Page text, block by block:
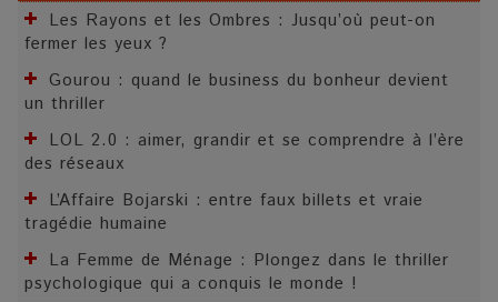
Les Rayons et les Ombres : Jusqu’où peut-on
fermer les yeux ?
Gourou : quand le business du bonheur devient
un thriller
LOL 2.0 : aimer, grandir et se comprendre à l’ère
des réseaux
L’Affaire Bojarski : entre faux billets et vraie
tragédie humaine
La Femme de Ménage : Plongez dans le thriller
psychologique qui a conquis le monde !